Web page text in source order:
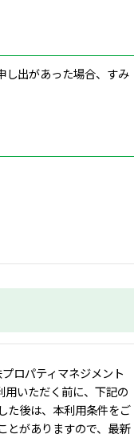
し出があった場合、すみ
ロパティマネジメント
いただく前に、下記の
た後は、本利用条件をご
とがありますので、最新